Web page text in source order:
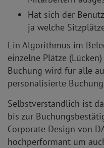
Hat sich der
ja welche
Ein Algorithmus im
einzelne Plätze
Buchung wird für alle
personalisierte
Selbstverständlich ist
bis zur
Corporate Design von
hochperformant um